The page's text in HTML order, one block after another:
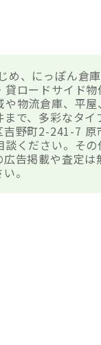
、にっぽん倉
ロードサイド
物流倉庫、平
で、多彩なタ
野町2-241-7
ください。そ
告掲載や査定
。